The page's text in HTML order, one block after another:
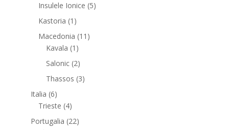
Insulele Ionice (5)
Kastoria (1)
Macedonia (11)
Kavala (1)
Salonic(2)
Thassos (3)
Italia (6)
Trieste (4)
Portugalia (22)